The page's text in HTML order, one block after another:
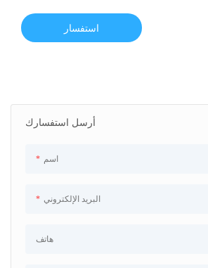
أرسل استفسارك
اسم
البريد الإلكتروني
هاتف
استفسار